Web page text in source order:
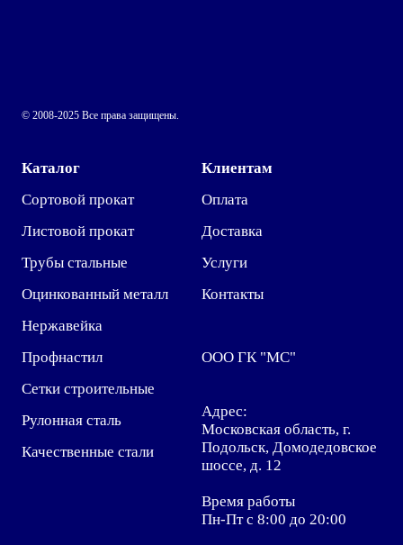
© 2008-2025 Все права защищены.
Каталог
Сортовой прокат
Листовой прокат
Трубы стальные
Оцинкованный металл
Нержавейка
Профнастил
Сетки строительные
Рулонная сталь
Качественные стали
Клиентам
Оплата
Доставка
Услуги
Контакты
ООО ГК "МС"
Адрес:
Московская область, г.
Подольск, Домодедовское
шоссе, д. 12
Время работы
Пн-Пт с 8:00 до 20:00